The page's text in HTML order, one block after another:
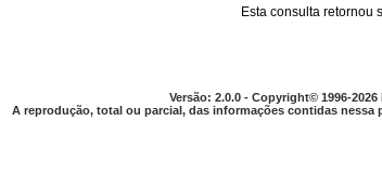
APARELHO DIGESTIVO
Esta consulta retornou
Versão: 2.0.0 - Copyright© 1996-
A reprodução, total ou parcial, das informações contidas